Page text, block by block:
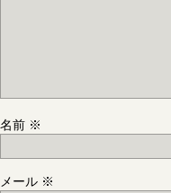
名前 ※
メール ※